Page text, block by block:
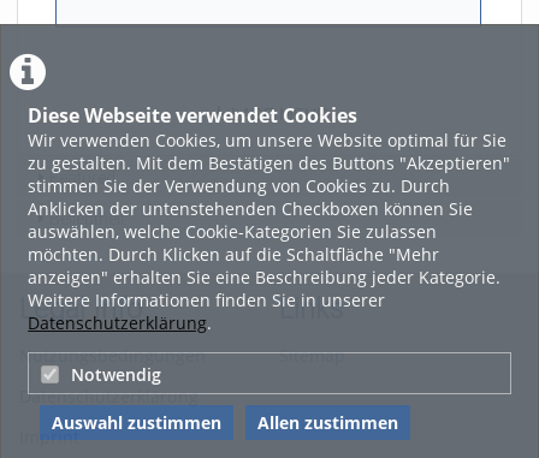
Diese Webseite verwendet Cookies
Wir verwenden Cookies, um unsere Website optimal für Sie
zu gestalten. Mit dem Bestätigen des Buttons "Akzeptieren"
stimmen Sie der Verwendung von Cookies zu. Durch
Anklicken der untenstehenden Checkboxen können Sie
auswählen, welche Cookie-Kategorien Sie zulassen
möchten. Durch Klicken auf die Schaltfläche "Mehr
anzeigen" erhalten Sie eine Beschreibung jeder Kategorie.
Weitere Informationen finden Sie in unserer
Datenschutzerklärung.
Notwendig
Auswahl zustimmen Allen zustimmen
LADE MEHR
Featured
Beliebtheit
Legal Info
Nutzungsbedingungen
Datenschutzerklärung
Imprint
Links
Sitemap